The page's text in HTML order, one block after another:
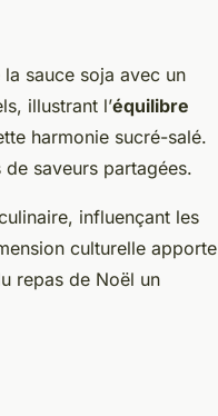
sauce soja avec un
illustrant l’équilibre
harmonie sucré-salé.
saveurs partagées.
influençant les
culturelle apporte
repas de Noël un